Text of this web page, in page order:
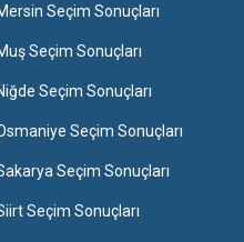
Seçim Sonuçları
Seçim Sonuçları
Seçim Sonuçları
Seçim Sonuçları
Seçim Sonuçları
Seçim Sonuçları